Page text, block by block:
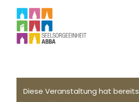
Diese Veranstaltung hat bereits